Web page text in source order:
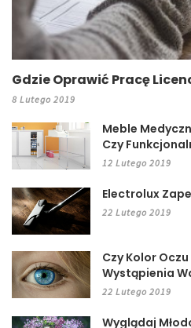
Gdzie Oprawić Pracę
8 Lutego 2019
Meble
Czy
12 Lutego 2019
Electrolux
22 Lutego 2019
Czy Kolor Oczu
Wystąpienia
22 Lutego 2019
Wyglądaj